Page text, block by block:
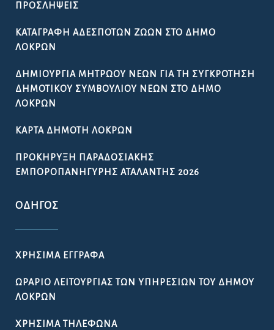
ΠΡΟΣΛΉΨΕΙΣ
ΚΑΤΑΓΡΑΦΉ ΑΔΈΣΠΟΤΩΝ ΖΏΩΝ ΣΤΟ ΔΉΜΟ
ΛΟΚΡΏΝ
ΔΗΜΙΟΥΡΓΊΑ ΜΗΤΡΏΟΥ ΝΈΩΝ ΓΙΑ ΤΗ ΣΥΓΚΡΌΤΗΣΗ
ΔΗΜΟΤΙΚΟΎ ΣΥΜΒΟΥΛΊΟΥ ΝΈΩΝ ΣΤΟ ΔΉΜΟ
ΛΟΚΡΏΝ
ΚΆΡΤΑ ΔΗΜΌΤΗ ΛΟΚΡΏΝ
ΠΡΟΚΉΡΥΞΗ ΠΑΡΑΔΟΣΙΑΚΉΣ
ΕΜΠΟΡΟΠΑΝΉΓΥΡΗΣ ΑΤΑΛΆΝΤΗΣ 2026
ΟΔΗΓΌΣ
ΧΡΉΣΙΜΑ ΈΓΓΡΑΦΑ
ΩΡΆΡΙΟ ΛΕΙΤΟΥΡΓΊΑΣ ΤΩΝ ΥΠΗΡΕΣΙΏΝ ΤΟΥ ΔΉΜΟΥ
ΛΟΚΡΏΝ
ΧΡΉΣΙΜΑ ΤΗΛΈΦΩΝΑ